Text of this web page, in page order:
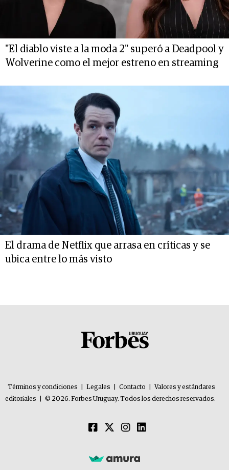
"El diablo viste a la moda 2" superó a Deadpool y
Wolverine como el mejor estreno en streaming
El drama de Netflix que arrasa en críticas y se
ubica entre lo más visto
Términos y condiciones Legales Contacto
Valores y estándares
editoriales
© 2026. Forbes Uruguay. Todos los derechos reservados.